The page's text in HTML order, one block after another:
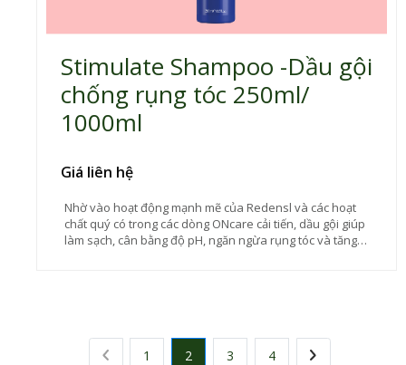
Stimulate Shampoo -Dầu gội
chống rụng tóc 250ml/
1000ml
Giá liên hệ
Nhờ vào hoạt động mạnh mẽ của Redensl và các hoạt
chất quý có trong các dòng ONcare cải tiến, dầu gội giúp
làm sạch, cân bằng độ pH, ngăn ngừa rụng tóc và tăng
1 2 3 4